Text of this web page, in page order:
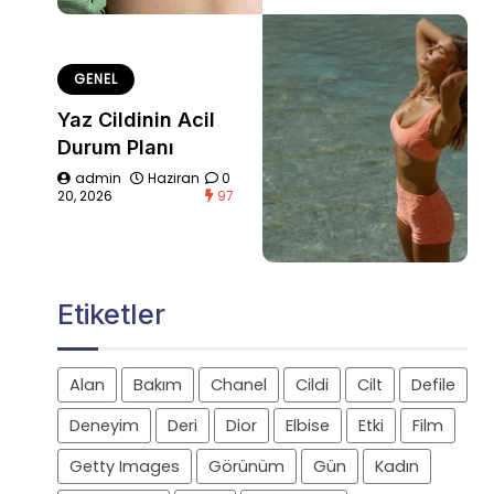
GENEL
Yaz Cildinin Acil
Durum Planı
admin
Haziran
20, 2026
0
97
Etiketler
Alan Bakım Chanel Cildi Cilt
Defile
Deneyim
Deri Dior Elbise Etki
Film
Getty Images
Görünüm Gün
Kadın